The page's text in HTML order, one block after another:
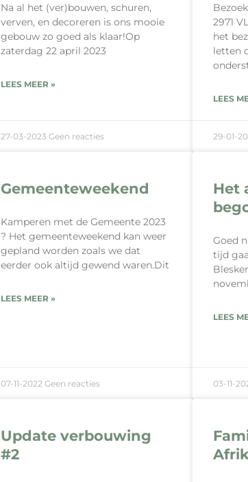
Na al het (ver)bouwen, schuren,
verven, en decoreren is ons mooie
gebouw zo goed als klaar!Op
zaterdag 22 april 2023
LEES MEER »
27-03-2023 Geen reacties
2971
het
letten
LEES
29-01-
Gemeenteweekend
Kamperen met de Gemeente 2023
?️ Het gemeenteweekend kan weer
gepland worden zoals we dat
eerder ook altijd gewend waren.Dit
LEES MEER »
07-11-2022 Geen reacties
Het
Goed
tijd
LEES
03-11-
Update verbouwing
#2